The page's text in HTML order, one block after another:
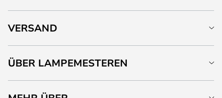
VERSAND
ÜBER LAMPEMESTEREN